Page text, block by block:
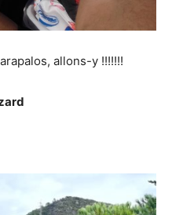
allons-y !!!!!!!